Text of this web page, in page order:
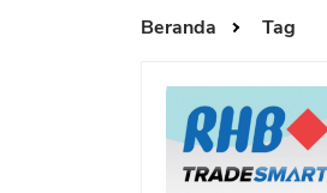
Beranda Tag